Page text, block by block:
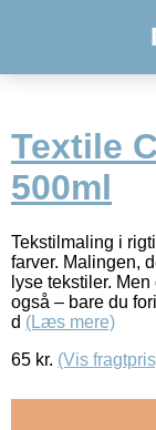
Textile
500ml
Tekstilmaling i
farver. Malingen,
lyse tekstiler.
også – bare du
d (Læs mere)
65 kr. (Vis